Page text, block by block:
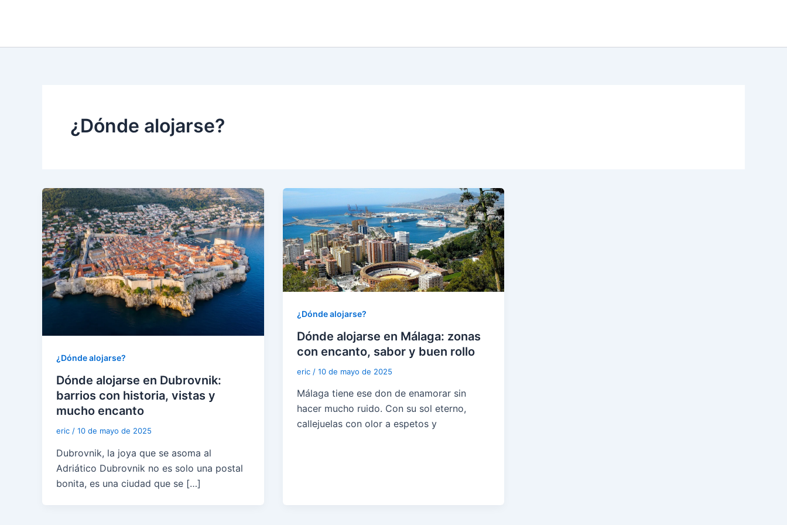
¿Dónde alojarse?
¿Dónde alojarse?
Dónde alojarse en Dubrovnik:
barrios con historia, vistas y
mucho encanto
eric / 10 de mayo de 2025
Dubrovnik, la joya que se asoma al
Adriático Dubrovnik no es solo una postal
bonita, es una ciudad que se […]
¿Dónde alojarse?
Dónde alojarse en Málaga: zonas
con encanto, sabor y buen rollo
eric / 10 de mayo de 2025
Málaga tiene ese don de enamorar sin
hacer mucho ruido. Con su sol eterno,
callejuelas con olor a espetos y